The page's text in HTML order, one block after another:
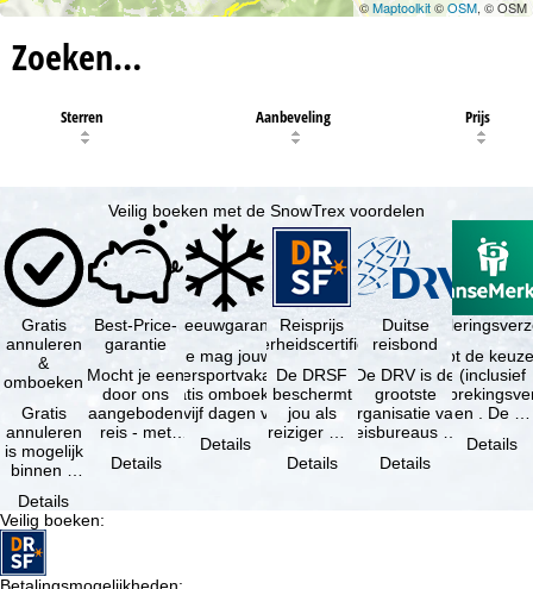
©Maptoolkit©OSM, © OSM
Zoeken…
Sterren Aanbeveling Prijs
Veilig boeken met de SnowTrex voordelen
Gratis
annuleren
&
omboeken
Gratis
annuleren
is mogelijk
binnen 5
de
boeking,
als jouw
vakantie …
Details
Best-Price-
garantie
Mocht je een
door ons
aangeboden
reis - met
beschikbaarheid
Details
Sneeuwgarantie
Je mag jouw
wintersportvakantie
gratis omboeken
als vijf dagen voor
Details
Reisprijs
zekerheidscertificaat
De DRSF
beschermt
jou als
reiziger met
pakketreis
Details
Duitse
reisbond
De DRV is de
grootste
organisatie van
reisbureaus en
in Duitsland. …
Details
Je hebt de
(inclusief
en . De …
Details
Veilig boeken: